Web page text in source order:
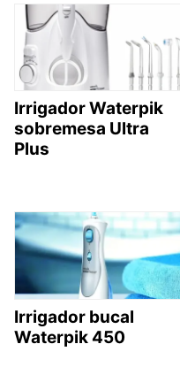
Irrigador Waterpik
sobremesa Ultra
Plus
Irrigador bucal
Waterpik 450